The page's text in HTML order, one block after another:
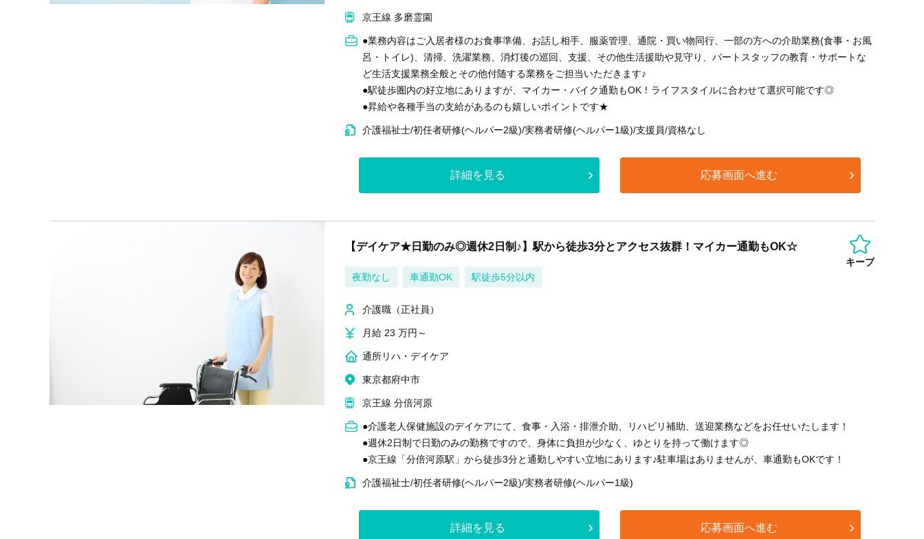
京王線 多磨霊園
●業務内容はご入居者様のお食事準備、お話し相手、服薬管理、通院・買い物同行、一部の方への介助業務(食事・お風
呂・トイレ)、清掃、洗濯業務、消灯後の巡回、支援、その他生活援助や見守り、パートスタッフの教育・サポートな
ど生活支援業務全般とその他付随する業務をご担当いただきます♪
●駅徒歩圏内の好立地にありますが、マイカー・バイク通勤もOK！ライフスタイルに合わせて選択可能です◎
●昇給や各種手当の支給があるのも嬉しいポイントです★
介護福祉士/初任者研修(ヘルパー2級)/実務者研修(ヘルパー1級)/支援員/資格なし
詳細を見る 応募画面へ進む
【デイケア★日勤のみ◎週休2日制♪】駅から徒歩3分とアクセス抜群！マイカー通勤もOK☆
キープ
夜勤なし
車通勤OK 駅徒歩5分以内
介護職（正社員）
月給 23 万円～
通所リハ・デイケア
東京都府中市
京王線 分倍河原
●介護老人保健施設のデイケアにて、食事・入浴・排泄介助、リハビリ補助、送迎業務などをお任せいたします！
●週休2日制で日勤のみの勤務ですので、身体に負担が少なく、ゆとりを持って働けます◎
●京王線「分倍河原駅」から徒歩3分と通勤しやすい立地にあります♪駐車場はありませんが、車通勤もOKです！
介護福祉士/初任者研修(ヘルパー2級)/実務者研修(ヘルパー1級)
詳細を見る 応募画面へ進む